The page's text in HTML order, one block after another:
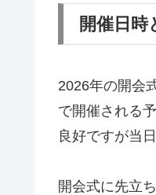
開催日
2026年の開会
で開催される
良好ですが当
開会式に先立